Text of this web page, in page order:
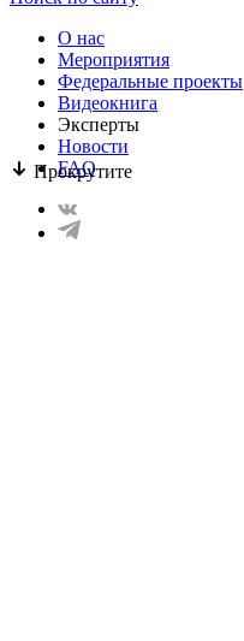
Прокрутите
О нас
Mероприятия
Федеральные проекты
Видеокнига
Эксперты
Новости
FAQ